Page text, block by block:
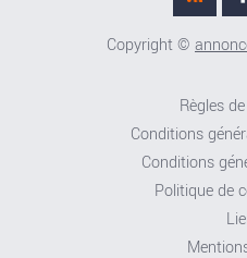
Copyright ©
Règles
Conditions
Conditions
Politique de